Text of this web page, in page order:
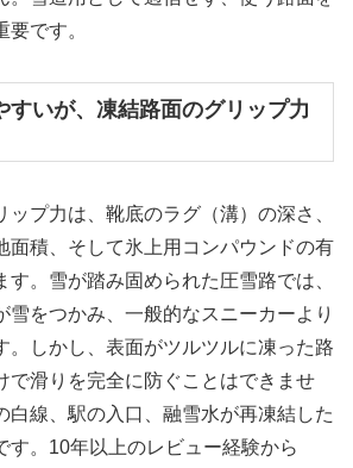
です。
すいが、凍結路面のグリップ力
ップ力は、靴底のラグ（溝）の深さ、
面積、そして氷上用コンパウンドの有
す。雪が踏み固められた圧雪路では、
雪をつかみ、一般的なスニーカーより
。しかし、表面がツルツルに凍った路
で滑りを完全に防ぐことはできませ
白線、駅の入口、融雪水が再凍結した
す。10年以上のレビュー経験から